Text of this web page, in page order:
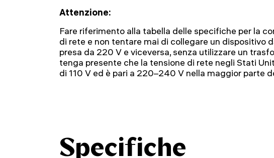
Attenzione:
Fare riferimento alla tabella delle specifiche per la
di rete e non tentare mai di collegare un dispositivo
presa da 220 V e viceversa, senza utilizzare un
tenga presente che la tensione di rete negli Stati
di 110 V ed è pari a 220–240 V nella maggior parte
Specifiche